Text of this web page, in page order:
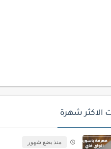
الاكثر شهرة
منذ بضع شهور